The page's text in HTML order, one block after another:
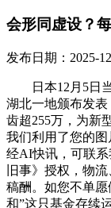
会形同虚设？
发布日期：2025-
日本12月5日当
湖北一地颁布发表
齿超255万，为新
我们利用了您的
经AI快讯，可联
旧事》授权，物
稿酬。如您不单
和”这只基金存续